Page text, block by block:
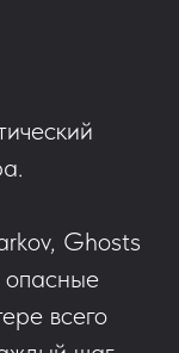
Ghosts
опасные
всего